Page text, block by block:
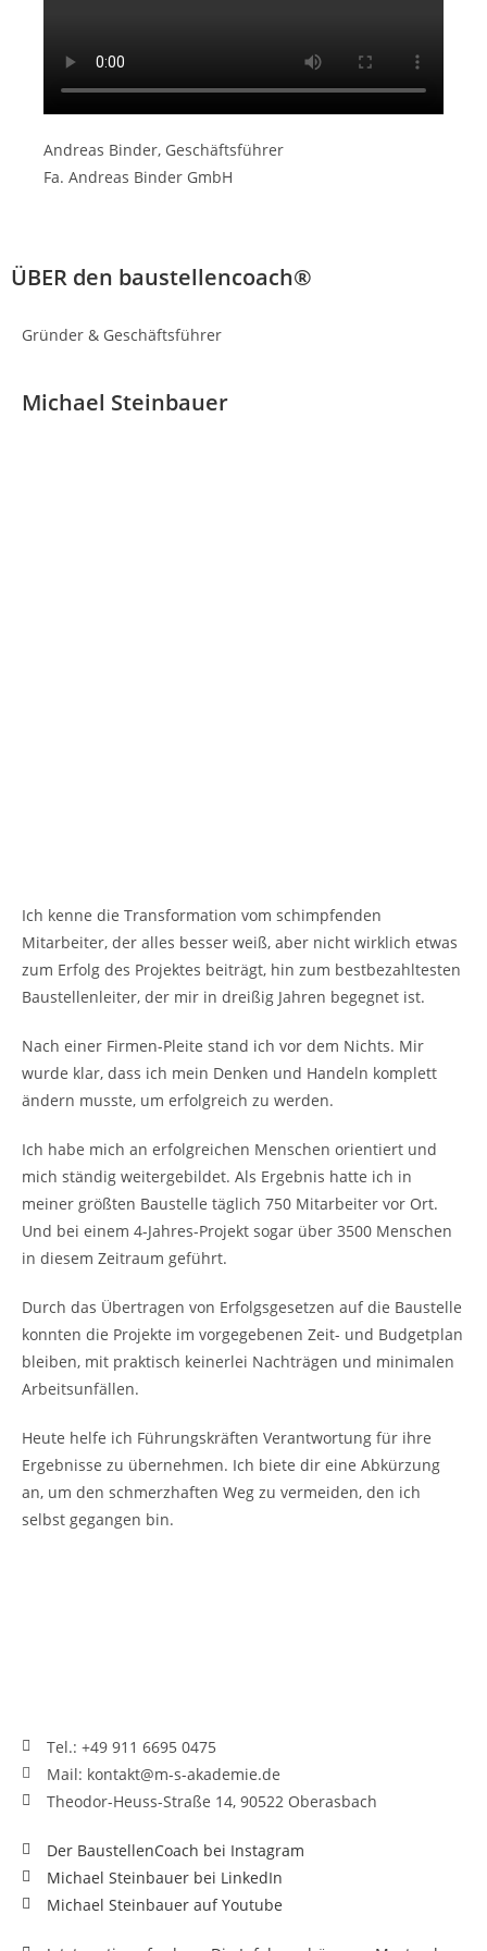
Andreas Binder, Geschäftsführer
Fa. Andreas Binder GmbH
ÜBER den baustellencoach®️
Gründer & Geschäftsführer
Michael Steinbauer
Ich kenne die Transformation vom schimpfenden
Mitarbeiter, der alles besser weiß, aber nicht wirklich etwas
zum Erfolg des Projektes beiträgt, hin zum bestbezahltesten
Baustellenleiter, der mir in dreißig Jahren begegnet ist.
Nach einer Firmen-Pleite stand ich vor dem Nichts. Mir
wurde klar, dass ich mein Denken und Handeln komplett
ändern musste, um erfolgreich zu werden.
Ich habe mich an erfolgreichen Menschen orientiert und
mich ständig weitergebildet. Als Ergebnis hatte ich in
meiner größten Baustelle täglich 750 Mitarbeiter vor Ort.
Und bei einem 4-Jahres-Projekt sogar über 3500 Menschen
in diesem Zeitraum geführt.
Durch das Übertragen von Erfolgsgesetzen auf die Baustelle
konnten die Projekte im vorgegebenen Zeit- und Budgetplan
bleiben, mit praktisch keinerlei Nachträgen und minimalen
Arbeitsunfällen.
Heute helfe ich Führungskräften Verantwortung für ihre
Ergebnisse zu übernehmen. Ich biete dir eine Abkürzung
an, um den schmerzhaften Weg zu vermeiden, den ich
selbst gegangen bin.
Tel.: +49 911 6695 0475
Mail: kontakt@m-s-akademie.de
Theodor-Heuss-Straße 14, 90522 Oberasbach
Der BaustellenCoach bei Instagram
Michael Steinbauer bei LinkedIn
Michael Steinbauer auf Youtube